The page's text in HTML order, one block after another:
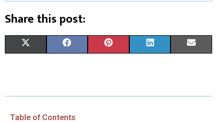
Share this post:
R
W R
E R
T R
K R
I
Table of Contents